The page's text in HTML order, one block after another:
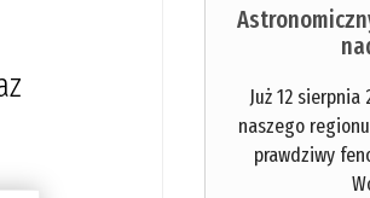
Już 12
naszego
prawdziwy